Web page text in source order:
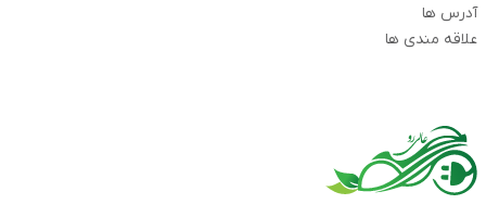
آدرس ها
علاقه مندی ها